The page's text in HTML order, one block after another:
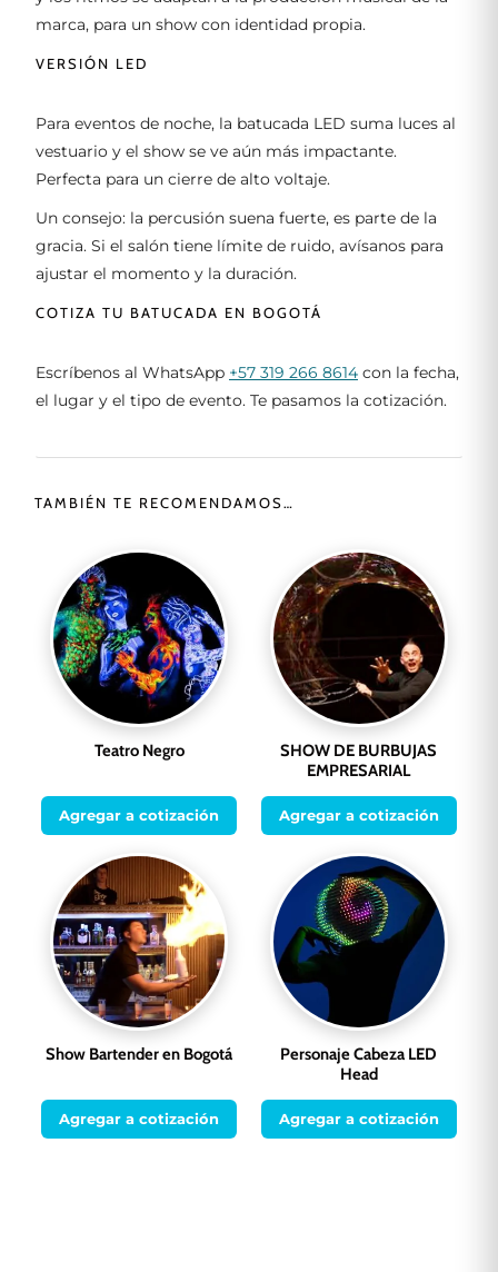
marca, para un show con identidad propia.
VERSIÓN LED
Para eventos de noche, la batucada LED suma luces al
vestuario y el show se ve aún más impactante.
Perfecta para un cierre de alto voltaje.
Un consejo: la percusión suena fuerte, es parte de la
gracia. Si el salón tiene límite de ruido, avísanos para
ajustar el momento y la duración.
COTIZA TU BATUCADA EN BOGOTÁ
Escríbenos al WhatsApp +57 319 266 8614 con la fecha,
el lugar y el tipo de evento. Te pasamos la cotización.
TAMBIÉN TE RECOMENDAMOS…
Teatro Negro
Agregar a cotización
SHOW DE BURBUJAS
EMPRESARIAL
Agregar a cotización
Show Bartender en Bogotá
Agregar a cotización
Personaje Cabeza LED
Head
Agregar a cotización